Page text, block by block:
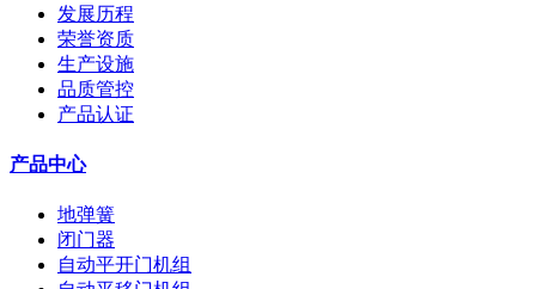
发展历程
荣誉资质
生产设施
品质管控
产品认证
产品中心
地弹簧
闭门器
自动平开门机组